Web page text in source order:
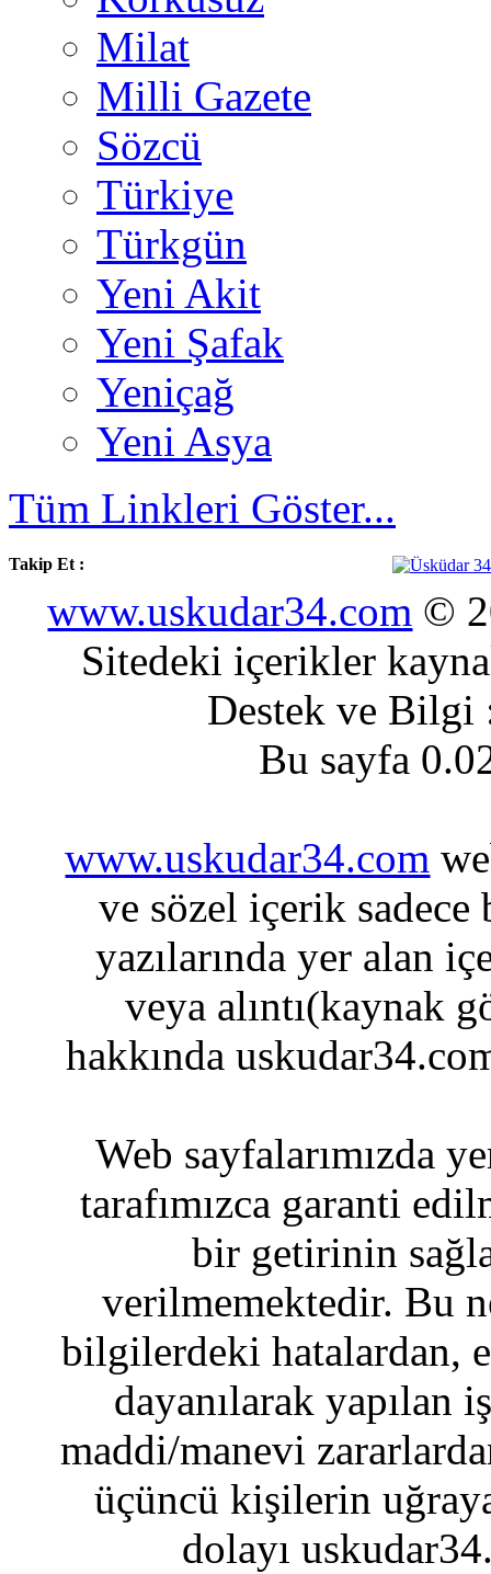
Milat
Milli Gazete
Sözcü
Türkiye
Türkgün
Yeni Akit
Yeni Şafak
Yeniçağ
Yeni Asya
Tüm Linkleri Göster...
Takip Et :
www.uskudar34.com ©
Sitedeki içerikler
Destek ve
Bu sayfa
www.uskudar34.com
ve sözel içerik sadece
yazılarında yer alan
veya alıntı(kaynak
hakkında
Web sayfalarımızda
tarafımızca garanti
bir getirinin
verilmemektedir. Bu
bilgilerdeki hatalardan,
dayanılarak yapılan
maddi/manevi
üçüncü kişilerin
dolayı